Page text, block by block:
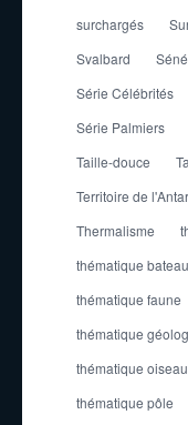
surchargés
Svalbard
Série Célébrités
Série Palmiers
Taille-douce
Territoire de
Thermalisme
thématique
thématique faune
thématique
thématique
thématique pôle